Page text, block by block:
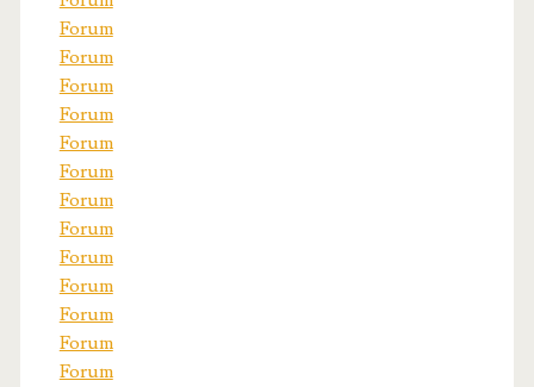
Forum
Forum
Forum
Forum
Forum
Forum
Forum
Forum
Forum
Forum
Forum
Forum
Forum